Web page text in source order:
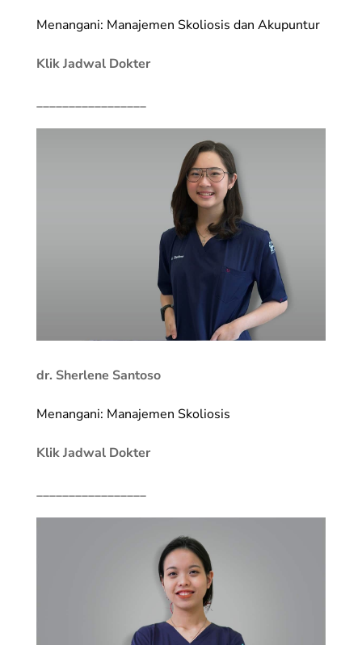
Menangani: Manajemen Skoliosis dan Akupuntur
Klik Jadwal Dokter
_________________
dr. Sherlene Santoso
Menangani: Manajemen Skoliosis
Klik Jadwal Dokter
_________________